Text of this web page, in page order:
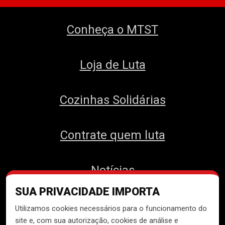
SUA PRIVACIDADE IMPORTA
Utilizamos cookies necessários para o funcionamento do
site e, com sua autorização, cookies de análise e
Conheça o MTST
Loja de Luta
Cozinhas Solidárias
Contrate quem luta
Notícias
Contato